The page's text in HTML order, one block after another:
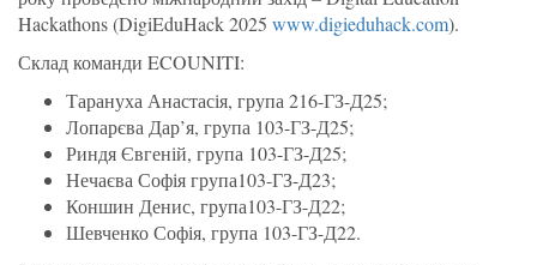
Hackathons (DigiEduHack 2025 www.digieduhack.com).
Склад команди ECOUNITI:
Тарануха Анастасія, група 216-ГЗ-Д25;
Лопарєва Дар’я, група 103-ГЗ-Д25;
Риндя Євгеній, група 103-ГЗ-Д25;
Нечаєва Софія група103-ГЗ-Д23;
Коншин Денис, група103-ГЗ-Д22;
Шевченко Софія, група 103-ГЗ-Д22.